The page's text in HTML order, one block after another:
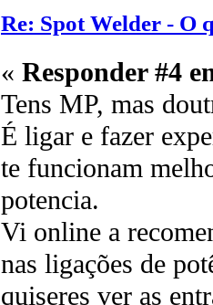
Re: Spot Welder - O
« Responder #4
Tens MP, mas
É ligar e fazer
te funcionam
potencia.
Vi online a
nas ligações de
quiseres ver as